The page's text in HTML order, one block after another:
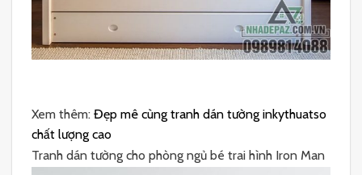
Xem thêm: Đẹp mê cùng tranh dán tường inkythuatso
chất lượng cao
Tranh dán tường cho phòng ngủ bé trai hình Iron Man